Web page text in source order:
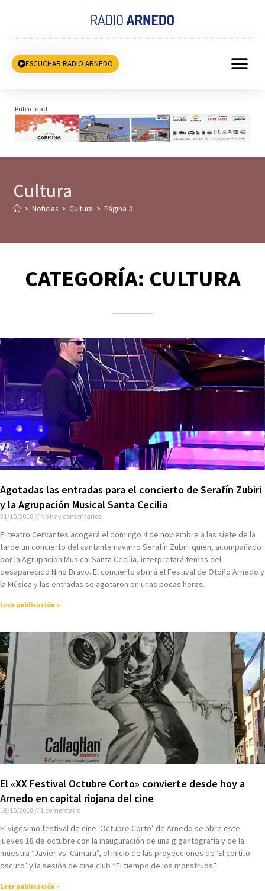
ESCUCHAR RADIO ARNEDO
Publicidad
Cultura
> Noticias > Cultura > Página 3
CATEGORÍA: CULTURA
Agotadas las entradas para el concierto de Serafín Zubiri
y la Agrupación Musical Santa Cecilia
31/10/2018 No hay comentarios
El teatro Cervantes acogerá el domingo 4 de noviembre a las siete de la
tarde un concierto del cantante navarro Serafín Zubiri quien, acompañado
por la Agrupación Musical Santa Cecilia, interpretará temas del
desaparecido Nino Bravo. El concierto abrirá el Festival de Otoño Arnedo y
la Música y las entradas se agotaron en unas pocas horas.
Leer publicación »
El «XX Festival Octubre Corto» convierte desde hoy a
Arnedo en capital riojana del cine
18/10/2018 1 comentario
El vigésimo festival de cine ‘Octubre Corto’ de Arnedo se abre este
jueves 18 de octubre con la inauguración de una gigantografía y de la
muestra “Javier vs. Cámara”, el inicio de las proyecciones de ‘El cortito
oscuro’ y la sesión de cine club “El tiempo de los monstruos”.
Leer publicación »